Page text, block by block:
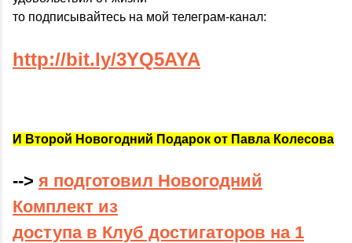
то подписывайтесь на мой телеграм-канал:
http://bit.ly/3YQ5AYA
И Второй Новогодний Подарок от Павла Колесова
--> я подготовил Новогодний
Комплект из
доступа в Клуб достигаторов на 1